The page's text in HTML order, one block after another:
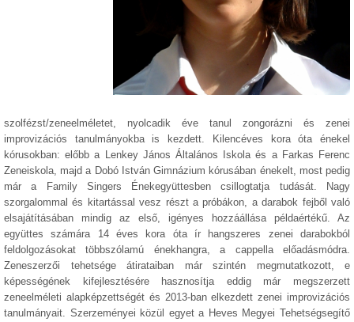
szolfézst/zeneelméletet, nyolcadik éve tanul zongorázni és zenei
improvizációs tanulmányokba is kezdett. Kilencéves kora óta énekel
kórusokban: előbb a Lenkey János Általános Iskola és a Farkas Ferenc
Zeneiskola, majd a Dobó István Gimnázium kórusában énekelt, most pedig
már a Family Singers Énekegyüttesben csillogtatja tudását. Nagy
szorgalommal és kitartással vesz részt a próbákon, a darabok fejből való
elsajátításában mindig az első, igényes hozzáállása példaértékű. Az
együttes számára 14 éves kora óta ír hangszeres zenei darabokból
feldolgozásokat többszólamú énekhangra, a cappella előadásmódra.
Zeneszerzői tehetsége átirataiban már szintén megmutatkozott, e
képességének kifejlesztésére hasznosítja eddig már megszerzett
zeneelméleti alapképzettségét és 2013-ban elkezdett zenei improvizációs
tanulmányait. Szerzeményei közül egyet a Heves Megyei Tehetségsegítő